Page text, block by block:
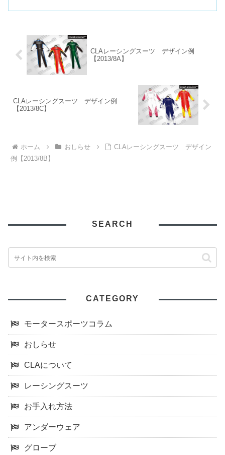
CLAレーシングスーツ デザイン例
【2013/8A】
CLAレーシングスーツ デザイン例
【2013/8C】
ホーム おしらせ
CLAレーシングスーツ デザイン
例【2013/8B】
SEARCH
CATEGORY
モータースポーツコラム
おしらせ
CLAについて
レーシングスーツ
お手入れ方法
アンダーウェア
グローブ